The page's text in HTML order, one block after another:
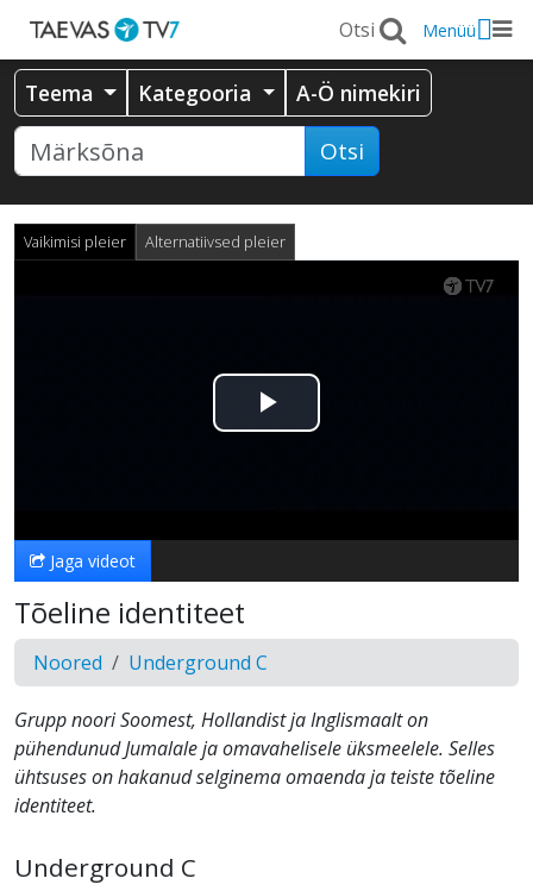
Menüü
Teema Kategooria A-Ö nimekiri
Otsi
Vaikimisi pleier Alternatiivsed pleier
Esita
Jaga videot
Tõeline identiteet
Noored Underground C
Grupp noori Soomest, Hollandist ja Inglismaalt on
pühendunud Jumalale ja omavahelisele üksmeelele. Selles
ühtsuses on hakanud selginema omaenda ja teiste tõeline
identiteet.
Underground C